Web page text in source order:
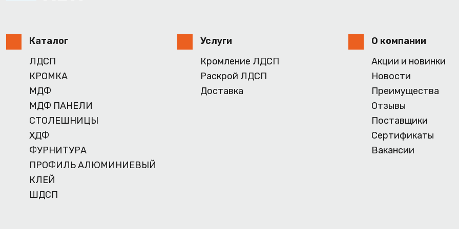
Каталог
ЛДСП
КРОМКА
МДФ
МДФ ПАНЕЛИ
СТОЛЕШНИЦЫ
ХДФ
ФУРНИТУРА
ПРОФИЛЬ АЛЮМИНИЕВЫЙ
КЛЕЙ
ШДСП
Услуги
Кромление ЛДСП
Раскрой ЛДСП
Доставка
О компании
Акции и новинки
Новости
Преимущества
Отзывы
Поставщики
Сертификаты
Вакансии